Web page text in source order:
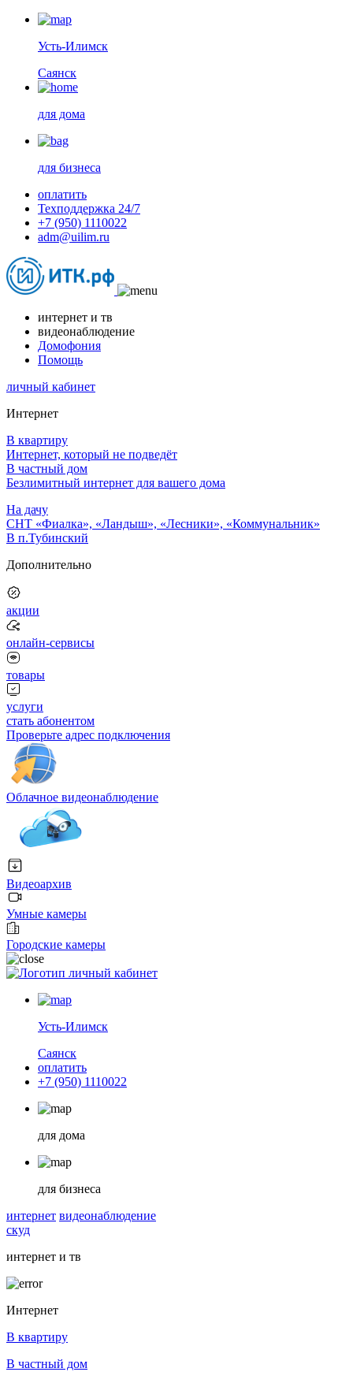
Усть-Илимск
Саянск
для дома
для бизнеса
оплатить
Техподдержка 24/7
+7 (950) 1110022
adm@uilim.ru
интернет и тв
видеонаблюдение
Домофония
Помощь
личный кабинет
Интернет
В квартиру
Интернет, который не подведёт
В частный дом
Безлимитный интернет для вашего дома
На дачу
СНТ «Фиалка», «Ландыш», «Лесники», «Коммунальник»
В п.Тубинский
Дополнительно
акции
онлайн-сервисы
товары
услуги
стать абонентом
Проверьте адрес подключения
Облачное видеонаблюдение
Видеоархив
Умные камеры
Городские камеры
личный кабинет
Усть-Илимск
Саянск
оплатить
+7 (950) 1110022
для дома
для бизнеса
интернет видеонаблюдение
скуд
интернет и тв
Интернет
В квартиру
В частный дом